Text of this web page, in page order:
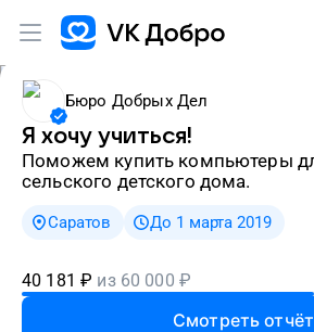
Бюро Добрых Дел
Я хочу учиться!
Поможем купить компьютеры для ребят из
сельского детского дома.
Саратов До 1 марта 2019
40 181 ₽ из 60 000 ₽
Смотреть отчёт